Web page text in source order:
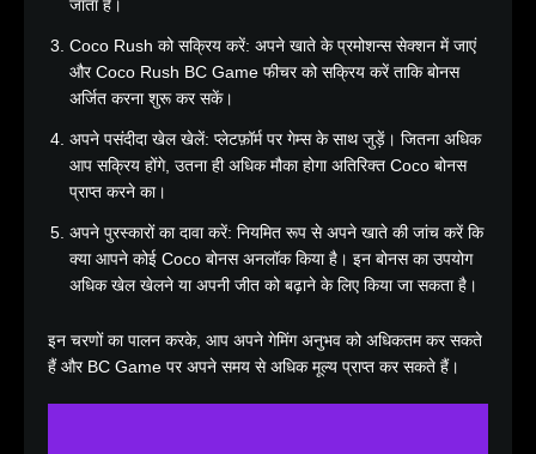
जाता है।
Coco Rush को सक्रिय करें: अपने खाते के प्रमोशन्स सेक्शन में जाएं
और Coco Rush BC Game फीचर को सक्रिय करें ताकि बोनस
अर्जित करना शुरू कर सकें।
अपने पसंदीदा खेल खेलें: प्लेटफ़ॉर्म पर गेम्स के साथ जुड़ें। जितना अधिक
आप सक्रिय होंगे, उतना ही अधिक मौका होगा अतिरिक्त Coco बोनस
प्राप्त करने का।
अपने पुरस्कारों का दावा करें: नियमित रूप से अपने खाते की जांच करें कि
क्या आपने कोई Coco बोनस अनलॉक किया है। इन बोनस का उपयोग
अधिक खेल खेलने या अपनी जीत को बढ़ाने के लिए किया जा सकता है।
इन चरणों का पालन करके, आप अपने गेमिंग अनुभव को अधिकतम कर सकते
हैं और BC Game पर अपने समय से अधिक मूल्य प्राप्त कर सकते हैं।